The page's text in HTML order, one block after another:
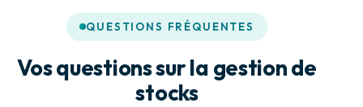
QUESTIONS FRÉQUENTES
Vos questions sur la gestion de
stocks